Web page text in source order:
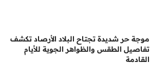
موجة حر شديدة تجتاح البلاد الأرصاد تكشف
تفاصيل الطقس والظواهر الجوية للأيام
القادمة